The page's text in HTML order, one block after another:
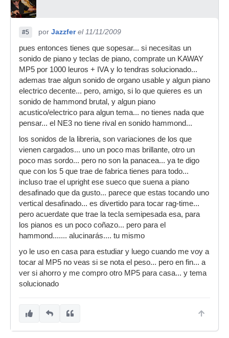
#5 por Jazzfer el 11/11/2009
pues entonces tienes que sopesar... si necesitas un
sonido de piano y teclas de piano, comprate un KAWAY
MP5 por 1000 leuros + IVA y lo tendras solucionado...
ademas trae algun sonido de organo usable y algun piano
electrico decente... pero, amigo, si lo que quieres es un
sonido de hammond brutal, y algun piano
acustico/electrico para algun tema... no tienes nada que
pensar... el NE3 no tiene rival en sonido hammond...
los sonidos de la libreria, son variaciones de los que
vienen cargados... uno un poco mas brillante, otro un
poco mas sordo... pero no son la panacea... ya te digo
que con los 5 que trae de fabrica tienes para todo...
incluso trae el upright ese sueco que suena a piano
desafinado que da gusto... parece que estas tocando uno
vertical desafinado... es divertido para tocar rag-time...
pero acuerdate que trae la tecla semipesada esa, para
los pianos es un poco coñazo... pero para el
hammond....... alucinarás.... tu mismo
yo le uso en casa para estudiar y luego cuando me voy a
tocar al MP5 no veas si se nota el peso... pero en fin... a
ver si ahorro y me compro otro MP5 para casa... y tema
solucionado